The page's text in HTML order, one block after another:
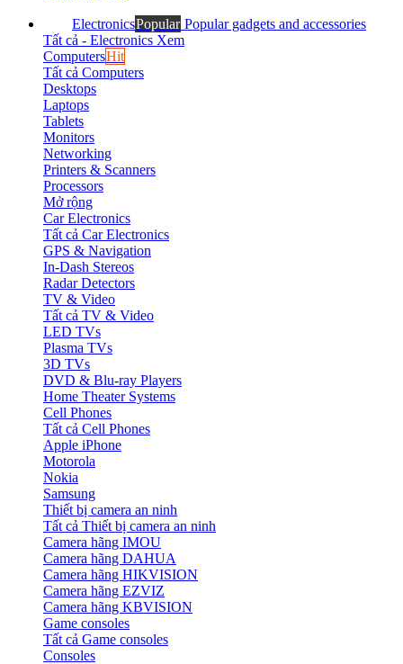
ElectronicsPopular Popular gadgets and accessories
Tất cả - Electronics Xem
ComputersHit
Tất cả Computers
Desktops
Laptops
Tablets
Monitors
Networking
Printers & Scanners
Processors
Mở rộng
Car Electronics
Tất cả Car Electronics
GPS & Navigation
In-Dash Stereos
Radar Detectors
TV & Video
Tất cả TV & Video
LED TVs
Plasma TVs
3D TVs
DVD & Blu-ray Players
Home Theater Systems
Cell Phones
Tất cả Cell Phones
Apple iPhone
Motorola
Nokia
Samsung
Thiết bị camera an ninh
Tất cả Thiết bị camera an ninh
Camera hãng IMOU
Camera hãng DAHUA
Camera hãng HIKVISION
Camera hãng EZVIZ
Camera hãng KBVISION
Game consoles
Tất cả Game consoles
Consoles